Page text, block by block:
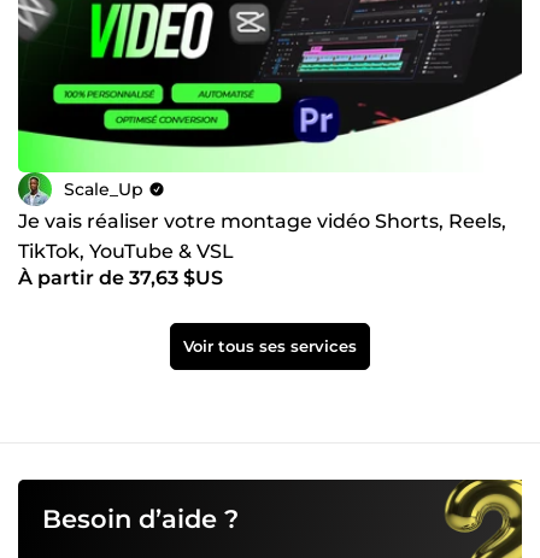
Scale_Up
Je vais réaliser votre montage vidéo Shorts, Reels,
TikTok, YouTube & VSL
À partir de 37,63 $US
Voir tous ses services
Besoin d’aide ?